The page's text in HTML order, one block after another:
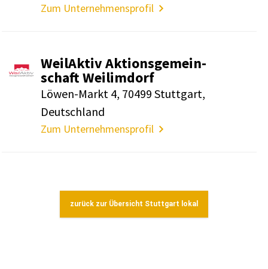
Zum Unternehmensprofil
WeilAktiv Akti­ons­ge­mein­
schaft Weilim­dorf
Löwen-Markt 4, 70499 Stutt­gart,
Deutsch­land
Zum Unternehmensprofil
zurück zur Übersicht Stuttgart lokal